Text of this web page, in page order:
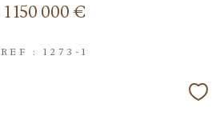
1 150 000 €
REF : 1273-1